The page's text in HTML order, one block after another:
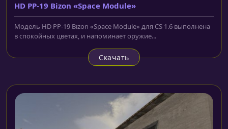
HD PP-19 Bizon «Space Module»
Модель HD PP-19 Bizon «Space Module» для CS 1.6 выполнена
в спокойных цветах, и напоминает оружие...
Скачать